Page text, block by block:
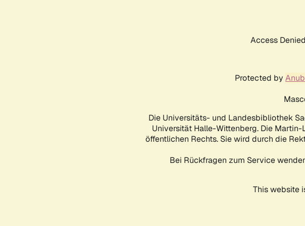
Access
Protected by
Die Universitäts- und Landesbibliothek
Universität Halle-Wittenberg. Die
öffentlichen Rechts. Sie wird durch die
Bei Rückfragen zum Service
This website